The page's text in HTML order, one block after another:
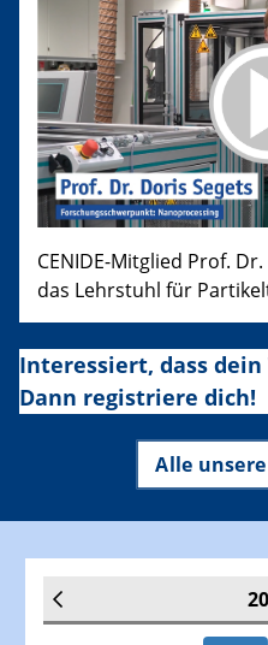
CENIDE-Mitglied Prof.
das Lehrstuhl für
Interessiert, dass
Dann registriere dich!
Alle